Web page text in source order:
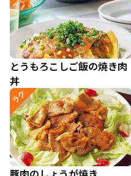
とうもろこしご飯の焼き肉
丼
ラク